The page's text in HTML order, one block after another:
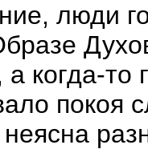
люди
когда-
покоя